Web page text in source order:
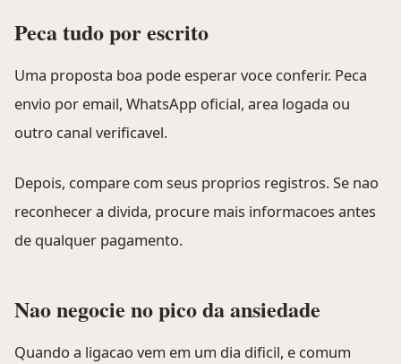
Peca tudo por escrito
Uma proposta boa pode esperar voce conferir. Peca
envio por email, WhatsApp oficial, area logada ou
outro canal verificavel.
Depois, compare com seus proprios registros. Se nao
reconhecer a divida, procure mais informacoes antes
de qualquer pagamento.
Nao negocie no pico da ansiedade
Quando a ligacao vem em um dia dificil, e comum